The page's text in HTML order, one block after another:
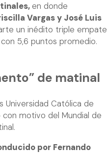
en donde
Vargas y José Luis
un inédito triple empate
5,6 puntos promedio.
de matinal
Universidad Católica de
con motivo del Mundial de
por Fernando